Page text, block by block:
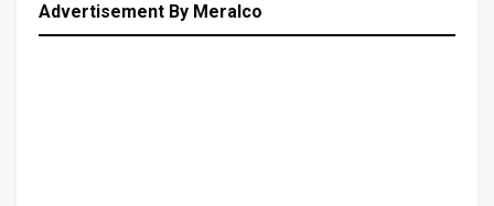
Advertisement By Meralco